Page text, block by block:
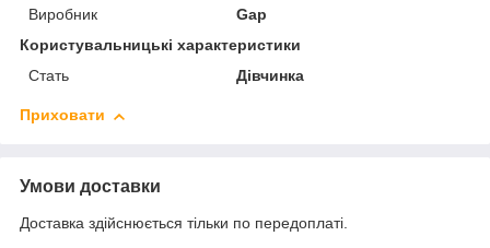
Виробник
Gap
Користувальницькі характеристики
Стать
Дівчинка
Приховати
Умови доставки
Доставка здійснюється тільки по передоплаті.